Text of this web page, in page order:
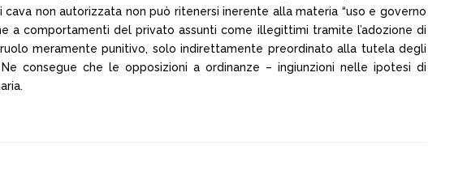
non autorizzata non può ritenersi inerente alla materia “uso e governo
a comportamenti del privato assunti come illegittimi tramite l’adozione di
meramente punitivo, solo indirettamente preordinato alla tutela degli
consegue che le opposizioni a ordinanze – ingiunzioni nelle ipotesi di